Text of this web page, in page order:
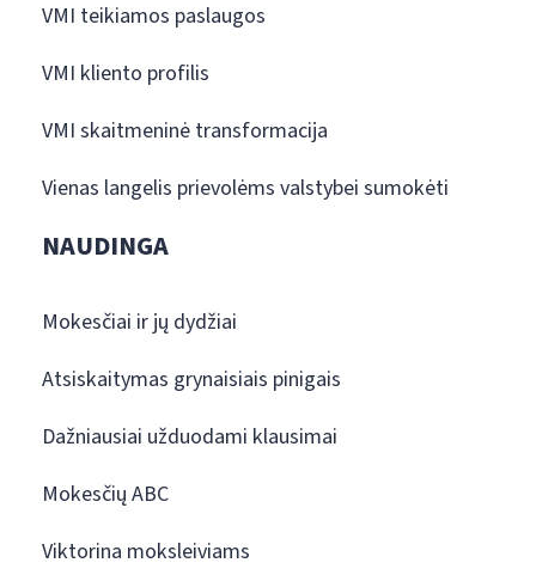
VMI teikiamos paslaugos
VMI kliento profilis
VMI skaitmeninė transformacija
Vienas langelis prievolėms valstybei sumokėti
NAUDINGA
Mokesčiai ir jų dydžiai
Atsiskaitymas grynaisiais pinigais
Dažniausiai užduodami klausimai
Mokesčių ABC
Viktorina moksleiviams